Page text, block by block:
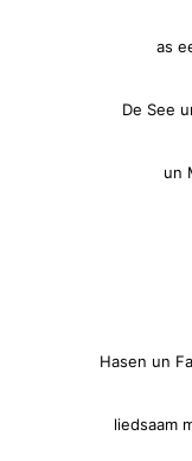
as
De See
un
Hasen un
liedsaam